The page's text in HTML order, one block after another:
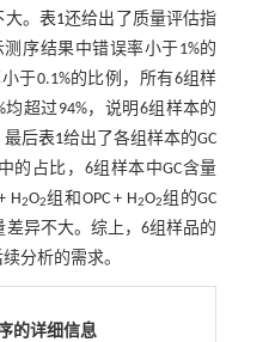
。 表1还给出了质量评估指
测序结果中错误率小于1%的
于0.1%的比例，所有6组样
均超过94%，说明6组样本的
最后表1给出了各组样本的GC
的占比，6组样本中GC含量
H2O2组和OPC + H2O2组的GC
差异不大。综上，6组样品的
分析的需求。
的详细信息